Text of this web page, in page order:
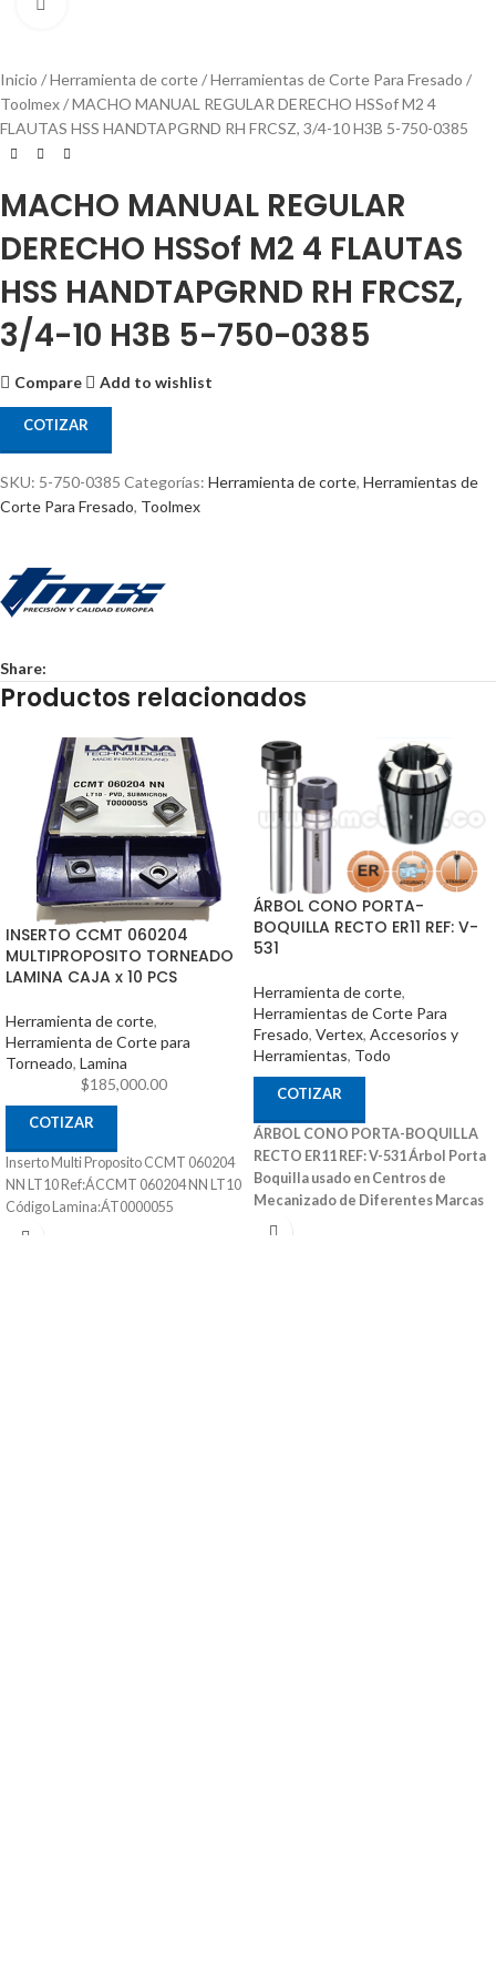
Inicio Herramienta de corte
Herramientas de Corte Para Fresado
Toolmex
MACHO MANUAL REGULAR DERECHO HSSof M2 4
FLAUTAS HSS HANDTAPGRND RH FRCSZ, 3/4-10 H3B 5-750-0385
MACHO MANUAL REGULAR
DERECHO HSSof M2 4 FLAUTAS
HSS HANDTAPGRND RH FRCSZ,
3/4-10 H3B 5-750-0385
Compare Add to wishlist
COTIZAR
SKU: 5-750-0385 Categorías: Herramienta de corte, Herramientas de
Corte Para Fresado, Toolmex
Share:
Productos relacionados
INSERTO CCMT 060204
MULTIPROPOSITO TORNEADO
LAMINA CAJA x 10 PCS
Herramienta de corte,
Herramienta de Corte para
Torneado, Lamina
$185,000.00
COTIZAR
Inserto Multi Proposito CCMT 060204
NN LT10 Ref:ÁCCMT 060204 NN LT10
Código Lamina:ÁT0000055
ÁRBOL CONO PORTA-
BOQUILLA RECTO ER11 REF: V-
531
Herramienta de corte,
Herramientas de Corte Para
Fresado, Vertex, Accesorios y
Herramientas, Todo
COTIZAR
ÁRBOL CONO PORTA-BOQUILLA
RECTO ER11 REF: V-531Árbol Porta
Boquilla usado en Centros de
Mecanizado de Diferentes Marcas
También Puede Ser Utilizado en